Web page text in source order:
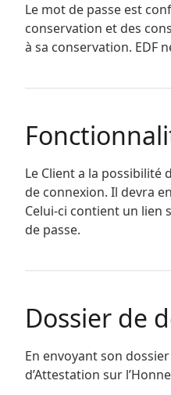
Le mot de passe est
conservation et des
à sa conservation. EDF
Le Client a la
de connexion. Il devra
Celui-ci contient un lien
de passe.
Dossier de
En envoyant son
d’Attestation sur